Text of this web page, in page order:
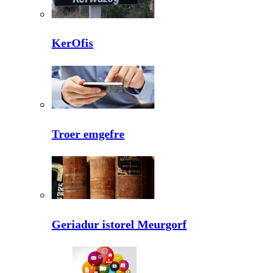
KerOfis
Troer emgefre
Geriadur istorel Meurgorf